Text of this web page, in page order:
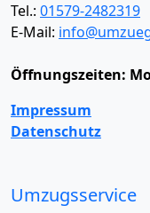
Tel.: 01579-2482319
E-Mail:
Öffnungszeiten:
Impressum
Datenschutz
Umzugsservice